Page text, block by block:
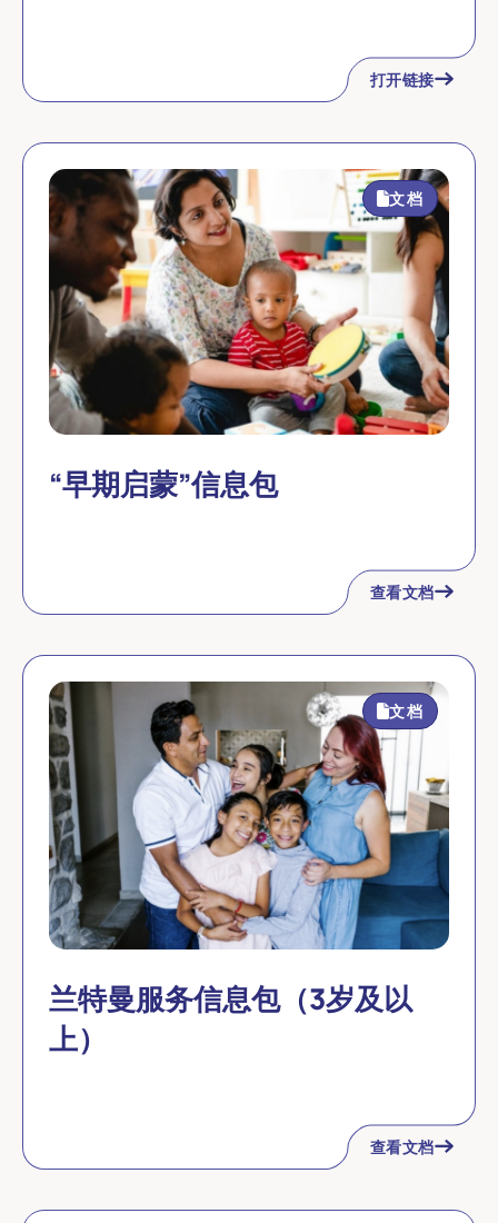
打开链接
文档
“早期启蒙”信息包
查看文档
文档
兰特曼服务信息包（3岁及以
上）
查看文档